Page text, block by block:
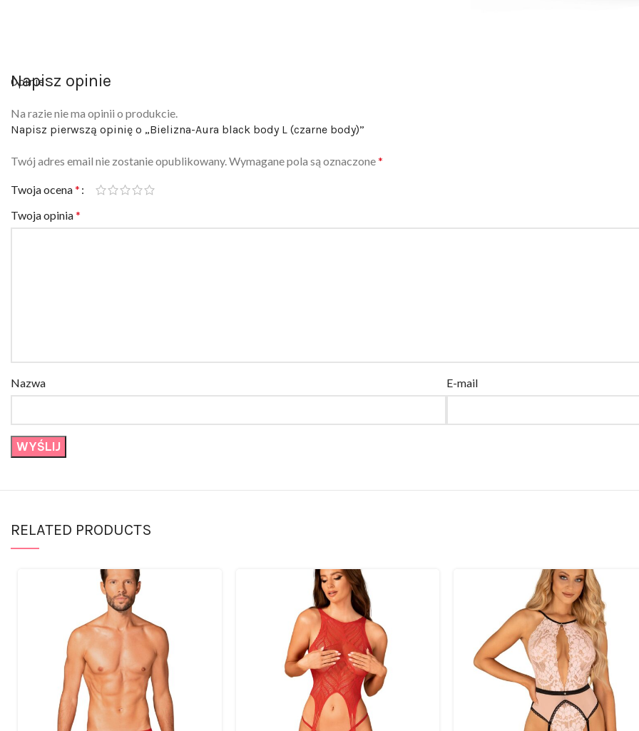
Napisz opinie
Opinie
Na razie nie ma opinii o produkcie.
Napisz pierwszą opinię o „Bielizna-Aura black body L (czarne body)”
Twój adres email nie zostanie opublikowany.Wymagane pola są oznaczone*
Twoja ocena*
Twoja opinia*
Nazwa E-mail
RELATED PRODUCTS